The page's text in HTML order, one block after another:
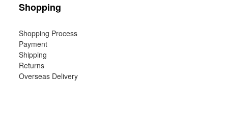
Shopping
Shopping Process
Payment
Shipping
Returns
Overseas Delivery